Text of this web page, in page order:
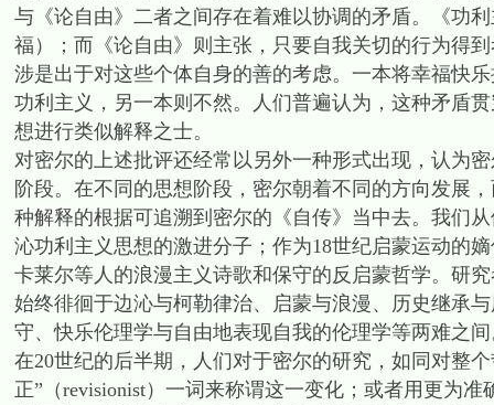
与《论自由》二者之间存在着难以协调的矛盾。《功
福）；而《论自由》则主张，只要自我关切的行为得
涉是出于对这些个体自身的善的考虑。一本将幸福快
功利主义，另一本则不然。人们普遍认为，这种矛盾
想进行类似解释之士。
对密尔的上述批评还经常以另外一种形式出现，认为
阶段。在不同的思想阶段，密尔朝着不同的方向发展
种解释的根据可追溯到密尔的《自传》当中去。我们
沁功利主义思想的激进分子；作为18世纪启蒙运动的
卡莱尔等人的浪漫主义诗歌和保守的反启蒙哲学。研
始终徘徊于边沁与柯勒律治、启蒙与浪漫、历史继承
守、快乐伦理学与自由地表现自我的伦理学等两难之间
在20世纪的后半期，人们对于密尔的研究，如同对整
正”（revisionist）一词来称谓这一变化；或者用更为